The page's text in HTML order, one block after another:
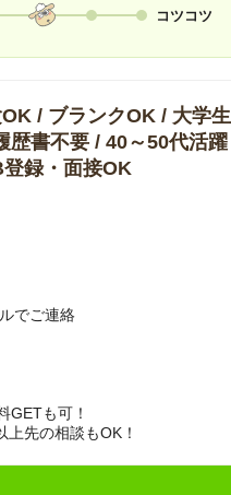
コツコツ
/ ブランクOK / 大学生
歴書不要 / 40～50代活躍
録・面接OK
でご連絡
GETも可！
先の相談もOK！